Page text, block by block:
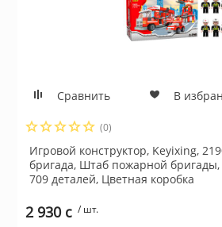
Сравнить В
(0)
Игровой конструктор, Keyixing,
бригада, Штаб пожарной
709 деталей, Цветная коробка
2 930 c / шт.